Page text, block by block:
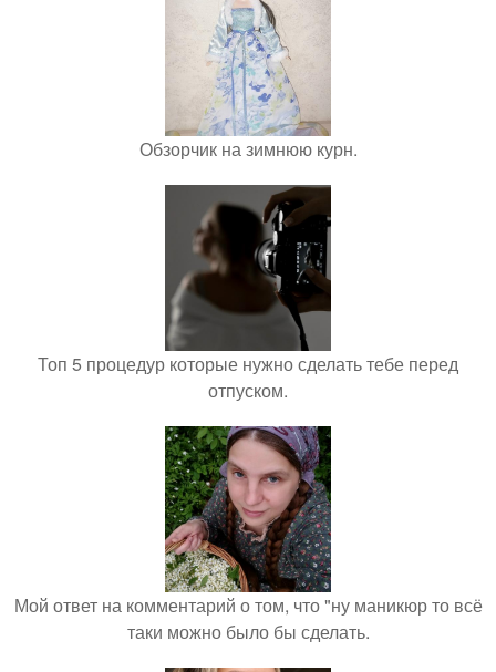
Обзорчик на зимнюю курн.
Топ 5 процедур которые нужно сделать тебе перед
отпуском.
Мой ответ на комментарий о том, что "ну маникюр то всё
таки можно было бы сделать.